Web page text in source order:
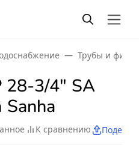
Трубы и
3/4" SA
К сравнению